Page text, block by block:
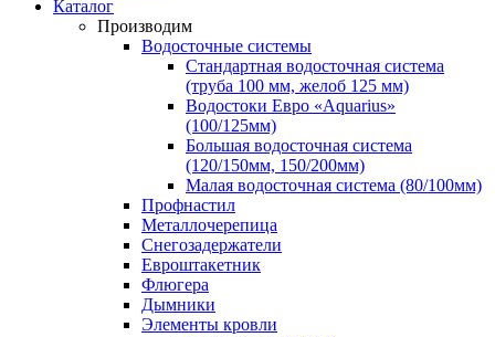
Каталог
Производим
Водосточные системы
Стандартная водосточная система
(труба 100 мм, желоб 125 мм)
Водостоки Евро «Aquarius»
(100/125мм)
Большая водосточная система
(120/150мм, 150/200мм)
Малая водосточная система (80/100мм)
Профнастил
Металлочерепица
Снегозадержатели
Евроштакетник
Флюгера
Дымники
Элементы кровли